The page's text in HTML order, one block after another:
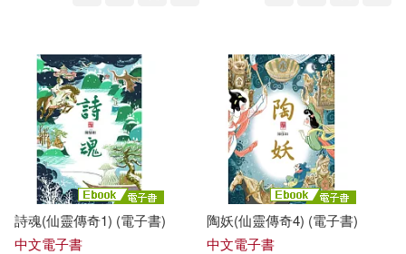
詩魂(仙靈傳奇1) (電子書)
中文電子書
陶妖(仙靈傳奇4) (電子書)
中文電子書